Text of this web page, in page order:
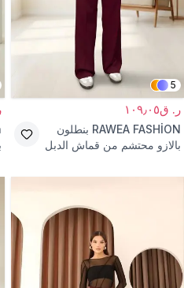
5
ر. ق١٠٩٫٠٥
RAWEA FASHİON بنطلون
بالازو محتشم من قماش الدبل